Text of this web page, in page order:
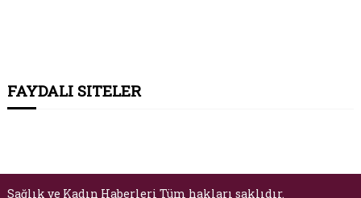
FAYDALI SITELER
Sağlık ve Kadın Haberleri Tüm hakları saklıdır.